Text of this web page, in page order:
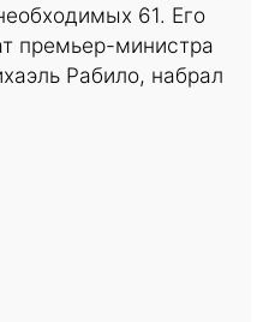
61. Его
премьер-министра
Рабило, набрал